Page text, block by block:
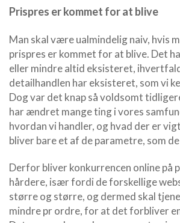
Prispres er kommet for at blive
Man skal være ualmindelig naiv, hvis
prispres er kommet for at blive. Det
eller mindre altid eksisteret,
detailhandlen har eksisteret, som vi
Dog var det knap så voldsomt
har ændret mange ting i vores
hvordan vi handler, og hvad der er
bliver bare et af de parametre, som
Derfor bliver konkurrencen online på
hårdere, især fordi de forskellige
større og større, og dermed skal
mindre pr ordre, for at det forbliver